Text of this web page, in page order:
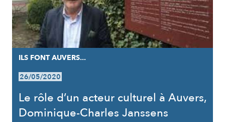
ILS FONT AUVERS...
26/05/2020
Le rôle d’un acteur culturel à Auvers,
Dominique-Charles Janssens